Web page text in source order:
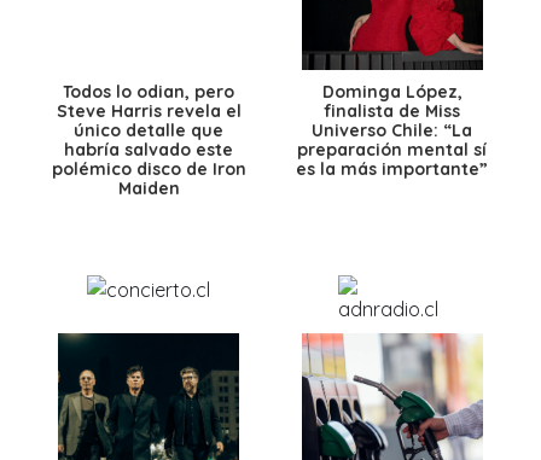
Todos lo odian, pero
Steve Harris revela el
único detalle que
habría salvado este
polémico disco de Iron
Maiden
Dominga López,
finalista de Miss
Universo Chile: “La
preparación mental sí
es la más importante”